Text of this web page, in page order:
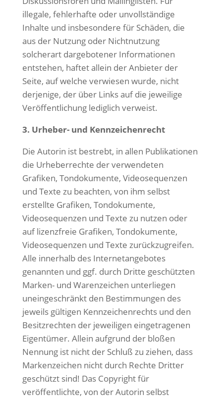
illegale, fehlerhafte oder unvollständige
Inhalte und insbesondere für Schäden, die
aus der Nutzung oder Nichtnutzung
solcherart dargebotener Informationen
entstehen, haftet allein der Anbieter der
Seite, auf welche verwiesen wurde, nicht
derjenige, der über Links auf die jeweilige
Veröffentlichung lediglich verweist.
3. Urheber- und Kennzeichenrecht
Die Autorin ist bestrebt, in allen Publikationen
die Urheberrechte der verwendeten
Grafiken, Tondokumente, Videosequenzen
und Texte zu beachten, von ihm selbst
erstellte Grafiken, Tondokumente,
Videosequenzen und Texte zu nutzen oder
auf lizenzfreie Grafiken, Tondokumente,
Videosequenzen und Texte zurückzugreifen.
Alle innerhalb des Internetangebotes
genannten und ggf. durch Dritte geschützten
Marken- und Warenzeichen unterliegen
uneingeschränkt den Bestimmungen des
jeweils gültigen Kennzeichenrechts und den
Besitzrechten der jeweiligen eingetragenen
Eigentümer. Allein aufgrund der bloßen
Nennung ist nicht der Schluß zu ziehen, dass
Markenzeichen nicht durch Rechte Dritter
geschützt sind! Das Copyright für
veröffentlichte, von der Autorin selbst